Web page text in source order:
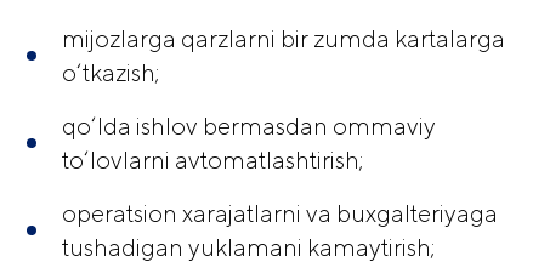
mijozlarga qarzlarni bir zumda kartalarga
o‘tkazish;
qo‘lda ishlov bermasdan ommaviy
to‘lovlarni avtomatlashtirish;
operatsion xarajatlarni va buxgalteriyaga
tushadigan yuklamani kamaytirish;